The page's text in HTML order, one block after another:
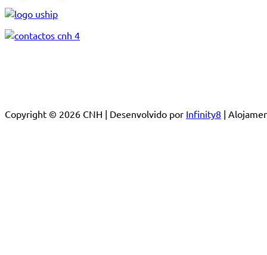
Copyright © 2026 CNH | Desenvolvido por Infinity8 |